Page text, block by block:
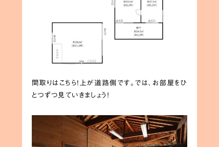
間取りはこちら！上が道路側です。では、お部屋をひ
とつずつ見ていきましょう！